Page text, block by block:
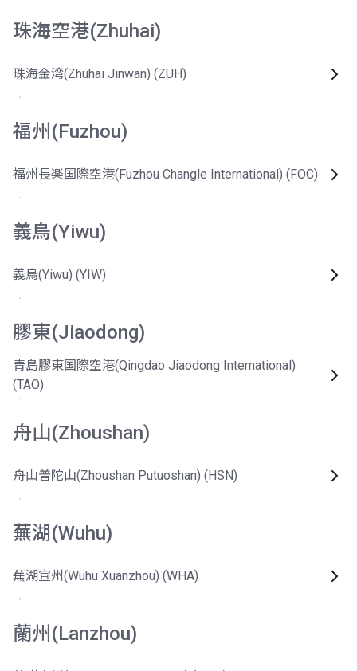
珠海空港(Zhuhai)
珠海金湾(Zhuhai Jinwan) (ZUH)
福州(Fuzhou)
福州長楽国際空港(Fuzhou Changle International) (FOC)
義烏(Yiwu)
義烏(Yiwu) (YIW)
膠東(Jiaodong)
青島膠東国際空港(Qingdao Jiaodong International)
(TAO)
舟山(Zhoushan)
舟山普陀山(Zhoushan Putuoshan) (HSN)
蕪湖(Wuhu)
蕪湖宣州(Wuhu Xuanzhou) (WHA)
蘭州(Lanzhou)